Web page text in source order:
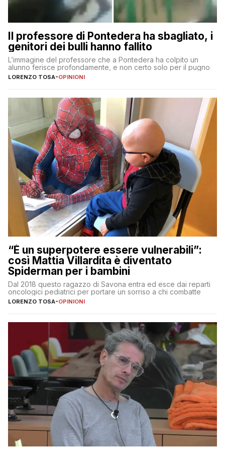
Il professore di Pontedera ha sbagliato, i
genitori dei bulli hanno fallito
L’immagine del professore che a Pontedera ha colpito un
alunno ferisce profondamente, e non certo solo per il pugno
LORENZO TOSA-OPINIONI
“È un superpotere essere vulnerabili”:
così Mattia Villardita è diventato
Spiderman per i bambini
Dal 2018 questo ragazzo di Savona entra ed esce dai reparti
oncologici pediatrici per portare un sorriso a chi combatte
LORENZO TOSA-OPINIONI